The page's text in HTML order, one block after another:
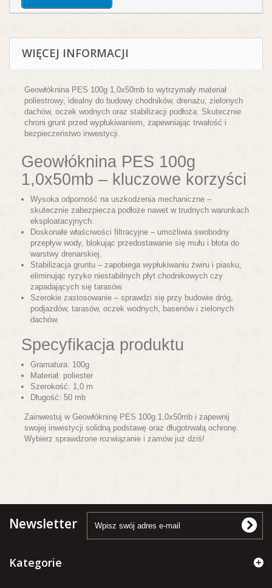
WIĘCEJ INFORMACJI
Geowłóknina PES 100g 1,0x50mb to wytrzymały materiał
poliestrowy, idealny do budowy chodników, drenażu, zielonych
dachów, oczek wodnych oraz stabilizacji podłoża. Skutecznie
chroni grunt przed wypłukiwaniem, zapewniając trwałość i
bezpieczeństwo inwestycji.
Geowłóknina PES 100g
1,0x50mb – kluczowe korzyści
Wysoka odporność na uszkodzenia mechaniczne –
skutecznie zabezpiecza podłoże nawet w trudnych warunkach
eksploatacyjnych.
Doskonałe właściwości filtracyjne – umożliwia swobodny
przepływ wody, blokując przedostawanie się mułu i błota do
warstwy drenarskiej.
Stabilizacja gruntu – zapobiega wypłukiwaniu żwiru i piasku,
eliminując ryzyko niestabilnych płyt chodnikowych czy
zapadających się tarasów.
Szerokie zastosowanie – sprawdzi się przy budowie dróg,
podjazdów, tarasów, oczek wodnych, basenów i zielonych
dachów.
Specyfikacja produktu
Gramatura: 100g
Materiał: poliester
Szerokość: 1,0 m
Długość: 50 mb
Zainwestuj w Geowłókninę PES 100g 1,0x50mb i zapewnij
swojej inwestycji solidną podstawę oraz długotrwałą ochronę.
Wybierz sprawdzone rozwiązanie i zamów już dziś!
Newsletter
Kategorie